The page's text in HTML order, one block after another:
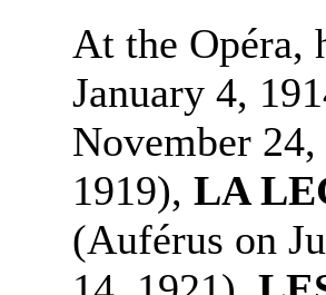
At the Opéra,
January 4,
November 24,
1919), LA
(Auférus on